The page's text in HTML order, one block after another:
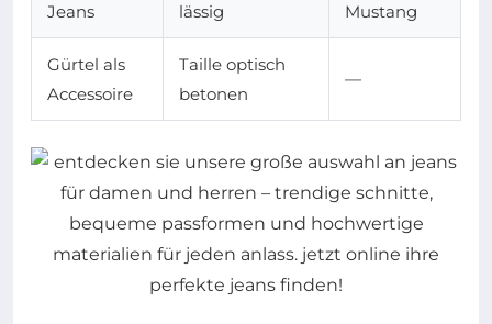
Jeans
lässig
Mustang
Gürtel als
Accessoire
Taille optisch
betonen
—